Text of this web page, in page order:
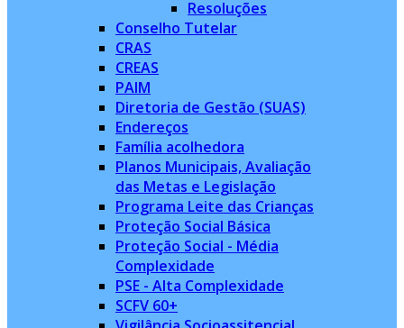
Resoluções
Conselho Tutelar
CRAS
CREAS
PAIM
Diretoria de Gestão (SUAS)
Endereços
Família acolhedora
Planos Municipais, Avaliação
das Metas e Legislação
Programa Leite das Crianças
Proteção Social Básica
Proteção Social - Média
Complexidade
PSE - Alta Complexidade
SCFV 60+